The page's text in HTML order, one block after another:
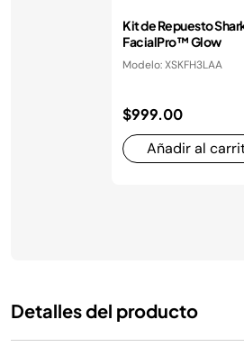
Kit de Repuesto
FacialPro™ Glow
Modelo: XSKFH3LAA
$999.00
Añadir al
Detalles del producto